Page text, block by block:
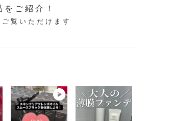
粧水
容液・クリーム
ェイスカラー
イクグッズ
ーシックシリーズ
商品一覧
贈れるeギフト
ご紹介！
覧いただけます